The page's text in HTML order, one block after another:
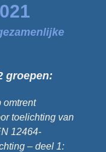
groepen:
omtrent
toelichting van
12464-
– deel 1: